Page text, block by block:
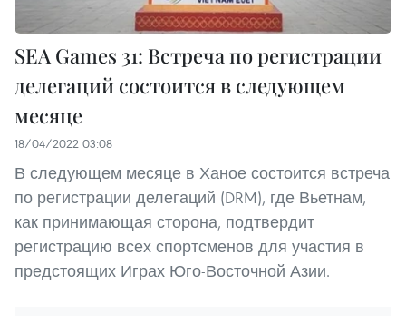
SEA Games 31: Встреча по регистрации
делегаций состоится в следующем
месяце
18/04/2022 03:08
В следующем месяце в Ханое состоится встреча
по регистрации делегаций (DRM), где Вьетнам,
как принимающая сторона, подтвердит
регистрацию всех спортсменов для участия в
предстоящих Играх Юго-Восточной Азии.